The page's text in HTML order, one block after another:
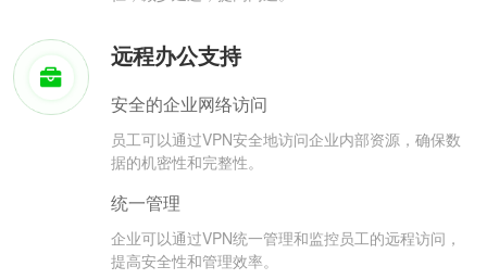
远程办公支持
安全的企业网络访问
员工可以通过VPN安全地访问企业内部资源，确保数
据的机密性和完整性。
统一管理
企业可以通过VPN统一管理和监控员工的远程访问，
提高安全性和管理效率。